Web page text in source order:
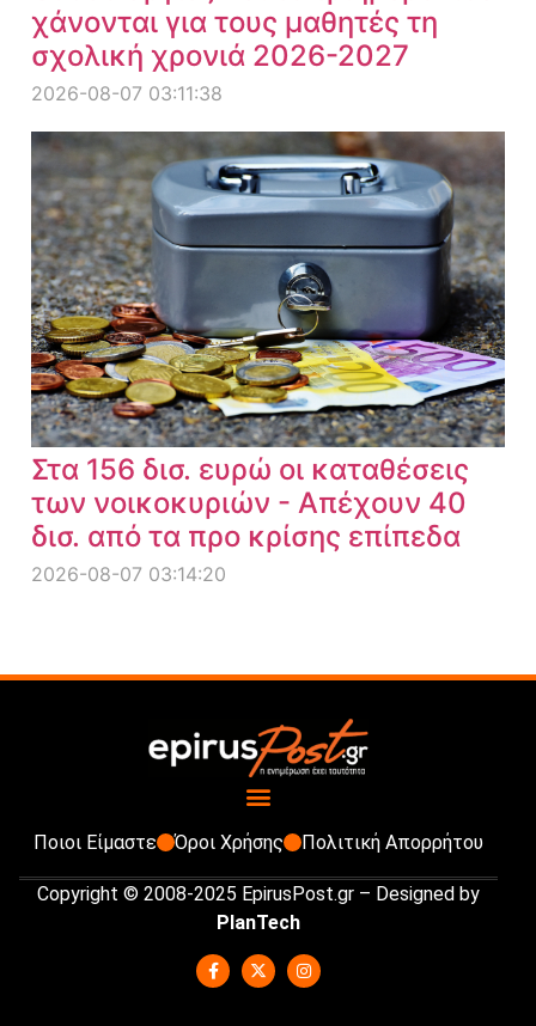
χάνονται για τους μαθητές τη
σχολική χρονιά 2026-2027
2026-08-07 03:11:38
Στα 156 δισ. ευρώ οι καταθέσεις
των νοικοκυριών - Απέχουν 40
δισ. από τα προ κρίσης επίπεδα
2026-08-07 03:14:20
Ποιοι Είμαστε Όροι Χρήσης Πολιτική Απορρήτου
Copyright © 2008-2025 EpirusPost.gr – Designed by
PlanTech